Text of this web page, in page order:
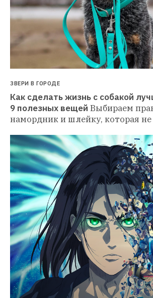
ЗВЕРИ В ГОРОДЕ
Как сделать жизнь с собакой
9 полезных вещей Выбираем
намордник и шлейку, которая не